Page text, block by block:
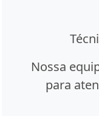
Nossa
para